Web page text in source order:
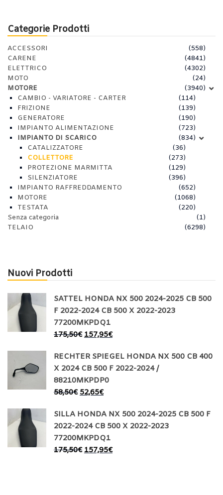
Categorie Prodotti
ACCESSORI
(558)
CARENE
(4841)
ELETTRICO
(4302)
MOTO
(24)
MOTORE
(3940)
CAMBIO - VARIATORE - CARTER
(114)
FRIZIONE
(139)
GENERATORE
(190)
IMPIANTO ALIMENTAZIONE
(723)
IMPIANTO DI SCARICO
(834)
CATALIZZATORE
(36)
COLLETTORE
(273)
PROTEZIONE MARMITTA
(129)
SILENZIATORE
(396)
IMPIANTO RAFFREDDAMENTO
(652)
MOTORE
(1068)
TESTATA
(220)
Senza categoria
(1)
TELAIO
(6298)
Nuovi Prodotti
SATTEL HONDA NX 500 2024-2025 CB 500
F 2022-2024 CB 500 X 2022-2023
77200MKPDQ1
175,50€ 157,95€
RECHTER SPIEGEL HONDA NX 500 CB 400
X 2024 CB 500 F 2022-2024 /
88210MKPDP0
58,50€ 52,65€
SILLA HONDA NX 500 2024-2025 CB 500 F
2022-2024 CB 500 X 2022-2023
77200MKPDQ1
175,50€ 157,95€